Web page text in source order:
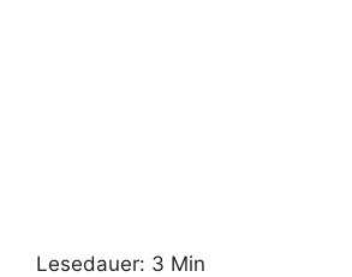
Lesedauer: 3 Min